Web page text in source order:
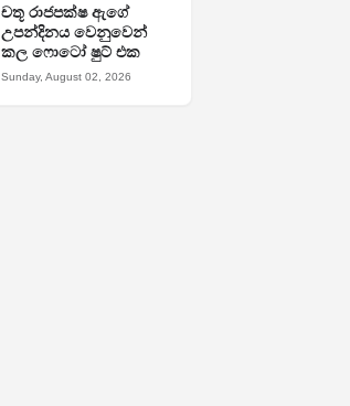
චතූ රාජපක්ෂ ඇගේ
උපන්දිනය වෙනුවෙන්
කල ෆොටෝ ෂුට් එක
Sunday, August 02, 2026